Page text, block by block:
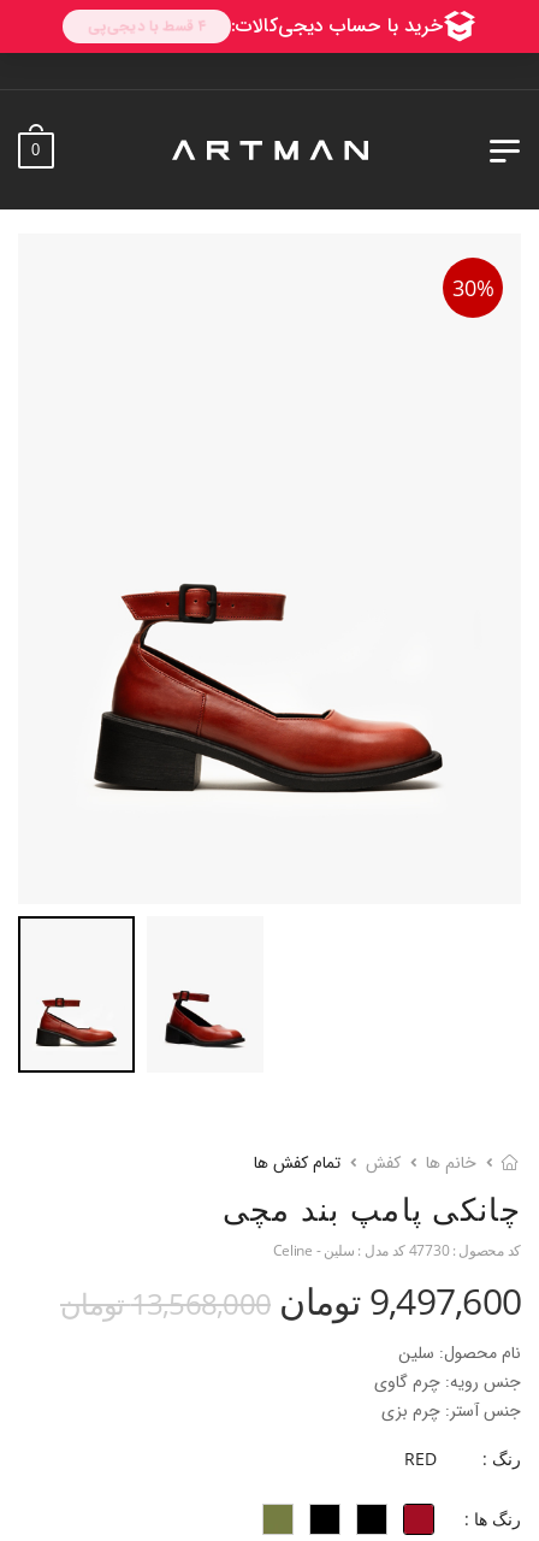
0
30%
خانم ها کفش تمام کفش ها
چانکی پامپ بند مچی
کد محصول :47730کد مدل : سلین - Celine
9,497,600 تومان 13,568,000 تومان
نام محصول: سلین
جنس رویه: چرم گاوی
جنس آستر: چرم بزی
ارتفاع پاشنه: ۵/۵ سانتی‌متر
فرم قالب: نوک مربعی با پنجه پهن
پاخور: یک سایز بزرگتر همیشگی خود را انتخاب کنید.
رنگ : RED
رنگ ها :